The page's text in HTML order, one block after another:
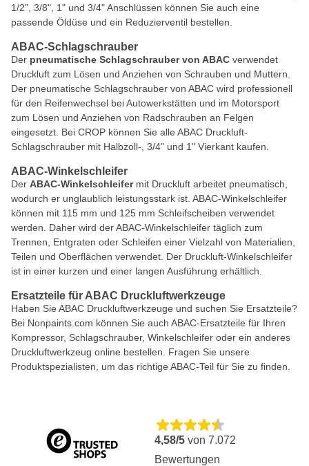
1/2", 3/8", 1" und 3/4" Anschlüssen können Sie auch eine
passende Öldüse und ein Reduzierventil bestellen.
ABAC-Schlagschrauber
Der pneumatische Schlagschrauber von ABAC verwendet
Druckluft zum Lösen und Anziehen von Schrauben und Muttern.
Der pneumatische Schlagschrauber von ABAC wird professionell
für den Reifenwechsel bei Autowerkstätten und im Motorsport
zum Lösen und Anziehen von Radschrauben an Felgen
eingesetzt. Bei CROP können Sie alle ABAC Druckluft-
Schlagschrauber mit Halbzoll-, 3/4" und 1" Vierkant kaufen.
ABAC-Winkelschleifer
Der ABAC-Winkelschleifermit Druckluft arbeitet pneumatisch,
wodurch er unglaublich leistungsstark ist. ABAC-Winkelschleifer
können mit 115 mm und 125 mm Schleifscheiben verwendet
werden. Daher wird der ABAC-Winkelschleifer täglich zum
Trennen, Entgraten oder Schleifen einer Vielzahl von Materialien,
Teilen und Oberflächen verwendet. Der Druckluft-Winkelschleifer
ist in einer kurzen und einer langen Ausführung erhältlich.
Ersatzteile für ABAC Druckluftwerkzeuge
Haben Sie ABAC Druckluftwerkzeuge und suchen Sie Ersatzteile?
Bei Nonpaints.com können Sie auch ABAC-Ersatzteile für Ihren
Kompressor, Schlagschrauber, Winkelschleifer oder ein anderes
Druckluftwerkzeug online bestellen. Fragen Sie unsere
Produktspezialisten, um das richtige ABAC-Teil für Sie zu finden.
4,58/5 von 7.072
Bewertungen